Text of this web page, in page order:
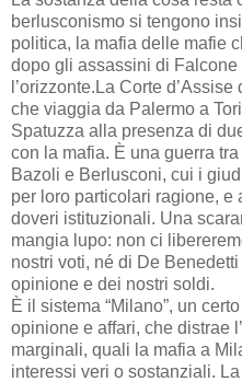
berlusconismo si tengono
politica, la mafia delle mafie
dopo gli assassini di
l’orizzonte.La Corte
che viaggia da Palermo a
Spatuzza alla presenza di
con la mafia. È una guerra
Bazoli e Berlusconi, cui i
per loro particolari ragione, e
doveri istituzionali. Una
mangia lupo: non ci
nostri voti, né di De
opinione e dei nostri soldi.
È il sistema “Milano”, un
opinione e affari, che distrae
marginali, quali la mafia a
interessi veri o sostanziali.